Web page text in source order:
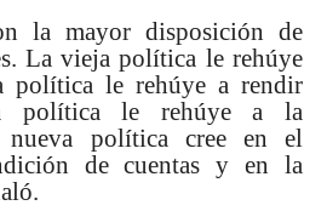
la mayor disposición de
La vieja política le rehúye
política le rehúye a rendir
política le rehúye a la
nueva política cree en el
de cuentas y en la